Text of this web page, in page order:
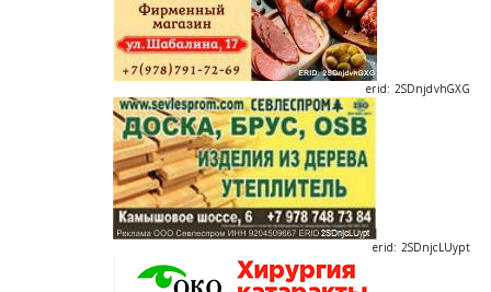
erid: 2SDnjdvhGXG